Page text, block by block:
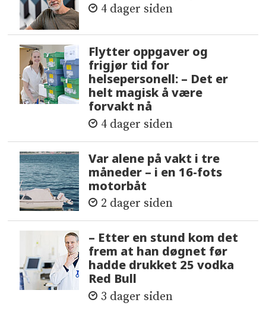
4 dager siden
Flytter oppgaver og
frigjør tid for
helsepersonell: – Det er
helt magisk å være
forvakt nå
4 dager siden
Var alene på vakt i tre
måneder – i en 16-fots
motorbåt
2 dager siden
– Etter en stund kom det
frem at han døgnet før
hadde drukket 25 vodka
Red Bull
3 dager siden